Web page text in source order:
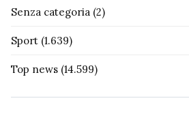
Senza categoria (2)
Sport (1.639)
Top news (14.599)